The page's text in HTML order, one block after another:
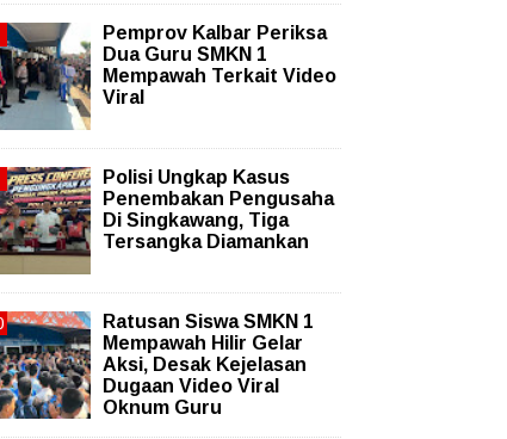
Pemprov Kalbar Periksa
Dua Guru SMKN 1
Mempawah Terkait Video
Viral
Polisi Ungkap Kasus
Penembakan Pengusaha
Di Singkawang, Tiga
Tersangka Diamankan
Ratusan Siswa SMKN 1
Mempawah Hilir Gelar
Aksi, Desak Kejelasan
Dugaan Video Viral
Oknum Guru